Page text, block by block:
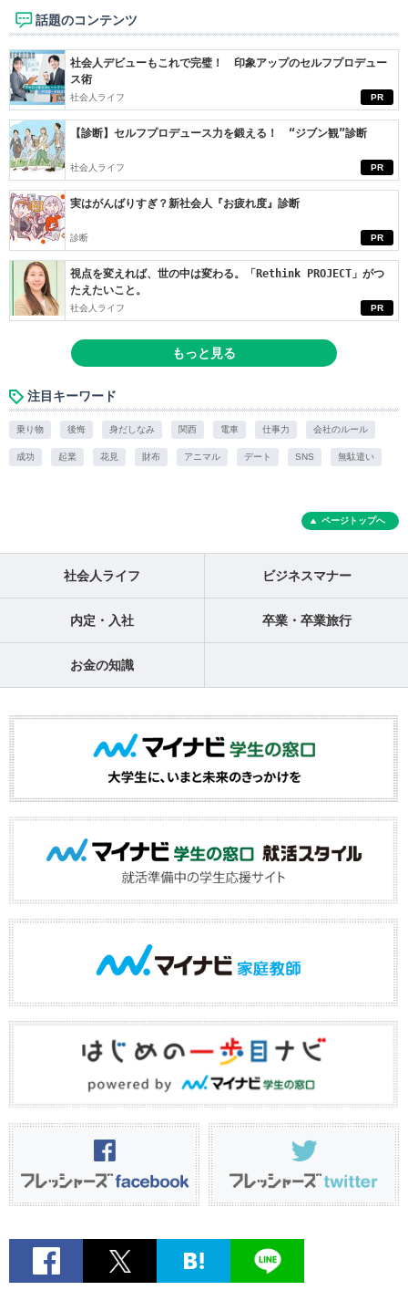
話題のコンテンツ
PR
社会人デビューもこれで完璧！ 印象アップのセルフプロデュー
ス術
社会人ライフ
PR
【診断】セルフプロデュース力を鍛える！ “ジブン観”診断
社会人ライフ
PR
実はがんばりすぎ？新社会人『お疲れ度』診断
診断
PR
視点を変えれば、世の中は変わる。「Rethink PROJECT」がつ
たえたいこと。
社会人ライフ
もっと見る
注目キーワード
乗り物 後悔 身だしなみ 関西 電車 仕事力 会社のルール
成功 起業 花見 財布 アニマル デート SNS 無駄遣い
ページトップへ
社会人ライフ ビジネスマナー
内定・入社 卒業・卒業旅行
お金の知識